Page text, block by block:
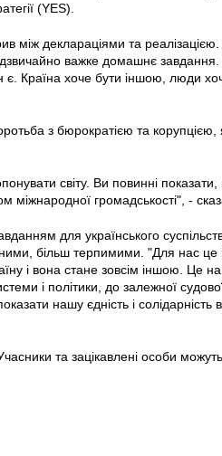
(YES).
між деклараціями та
важке домашнє
Країна хоче бути іншою, люди
з бюрократією та корупцією,
світу. Ви повинні
громадськості", -
для українського
більш терпимими. "Для нас це
і вона стане зовсім іншою. Це
і політики, до залежної
нашу єдність і солідарність в
Учасники та зацікавлені особи можуть